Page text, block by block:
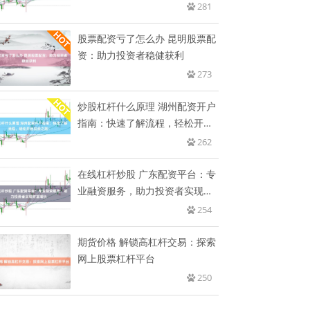
281
股票配资亏了怎么办 昆明股票配
资：助力投资者稳健获利
273
炒股杠杆什么原理 湖州配资开户
指南：快速了解流程，轻松开启
262
在线杠杆炒股 广东配资平台：专
业融资服务，助力投资者实现财
254
期货价格 解锁高杠杆交易：探索
网上股票杠杆平台
250